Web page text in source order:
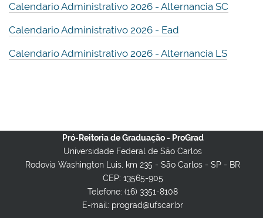
Calendario Administrativo 2026 - Alternancia SC
Calendario Administrativo 2026 - Ead
Calendario Administrativo 2026 - Alternancia LS
Pró-Reitoria de Graduação - ProGrad
Universidade Federal de São Carlos
Rodovia Washington Luis, km 235 - São Carlos - SP - BR
CEP: 13565-905
Telefone: (16) 3351-8108
E-mail: prograd@ufscar.br